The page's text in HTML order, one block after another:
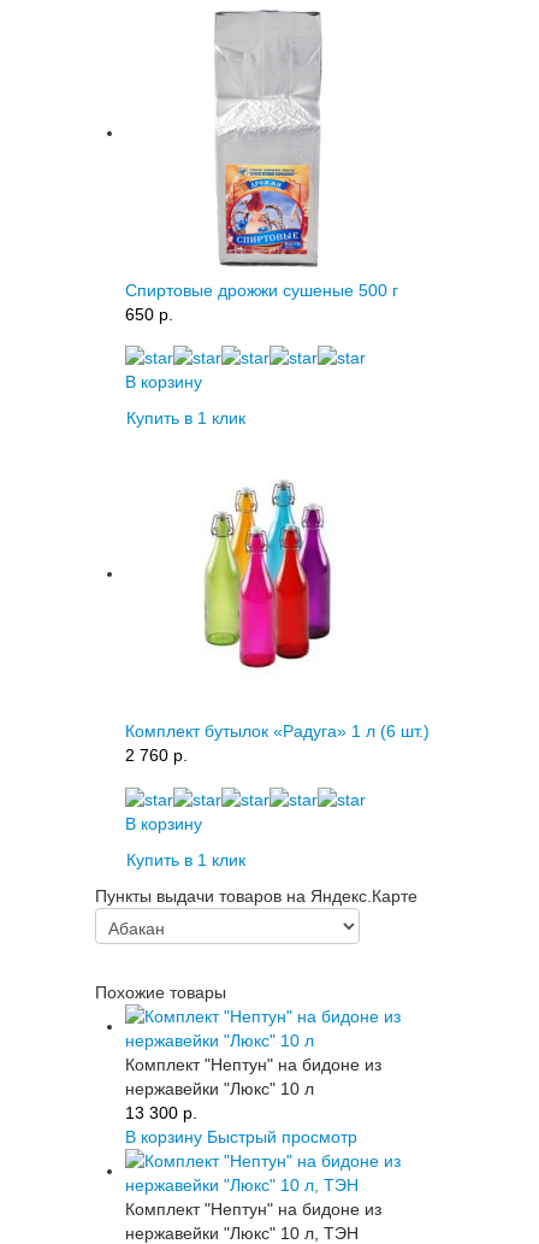
Спиртовые дрожжи сушеные 500 г
650 p.
В корзину
Купить в 1 клик
Комплект бутылок «Радуга» 1 л (6 шт.)
2 760 p.
В корзину
Купить в 1 клик
Пункты выдачи товаров на Яндекс.Карте
Похожие товары
Комплект "Нептун" на бидоне из
нержавейки "Люкс" 10 л
13 300 p.
В корзину Быстрый просмотр
Комплект "Нептун" на бидоне из
нержавейки "Люкс" 10 л, ТЭН